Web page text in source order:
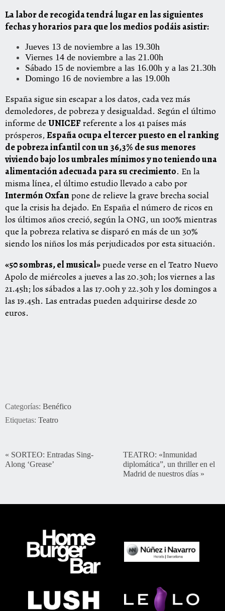
La labor de recogida tendrá lugar en las siguientes
fechas y horarios para que los medios podáis asistir:
Jueves 13 de noviembre a las 19.30h
Viernes 14 de noviembre a las 21.00h
Sábado 15 de noviembre a las 16.00h y a las 21.30h
Domingo 16 de noviembre a las 19.00h
España sigue sin escapar a los datos, cada vez más
demoledores, de pobreza y desigualdad. Según el último
informe de UNICEFreferente a los 41 países más
prósperos,España ocupa el tercer puesto en el ranking
de pobreza infantil con un 36,3% de sus menores
viviendo bajo los umbrales mínimos y no teniendo una
alimentación adecuada para su crecimiento. En la
misma línea, el último estudio llevado a cabo por
Intermón Oxfanpone de relieve la grave brecha social
que la crisis ha dejado. En España el número de ricos en
los últimos años creció, según la ONG, un 100% mientras
que la pobreza relativa se disparó en más de un 30%
siendo los niños los más perjudicados por esta situación.
«50 sombras, el musical»puede verse en el Teatro Nuevo
Apolo de miércoles a jueves a las 20.30h; los viernes a las
21.45h; los sábados a las 17.00h y 22.30h y los domingos a
las 19.45h. Las entradas pueden adquirirse desde 20
euros.
Categorías: Benéfico
Etiquetas: Teatro
« SORTEO: Entradas Sing-
Along ‘Grease’
TEATRO: «Inmunidad
diplomática”, un thriller en el
Madrid de nuestros días »